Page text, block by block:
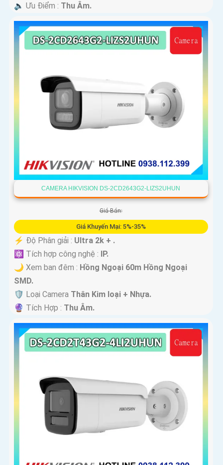
️🔈 Ưu Điểm : Thu Âm.
CAMERA HIKVISION DS-2CD2643G2-LIZS2UHUN
Giá Bán:
Giá Khuyến Mại: 5%-35%
️⚡ Độ Phân giải : Ultra 2k + .
⚛️ Tích hợp công nghệ : IP.
🌙 Xem ban đêm : Hồng Ngoại 60m Hồng Ngoại
SMD.
🛡 Loại Camera Thân Kim loại + Nhựa.
️🔮 Tích Hợp : Thu Âm.